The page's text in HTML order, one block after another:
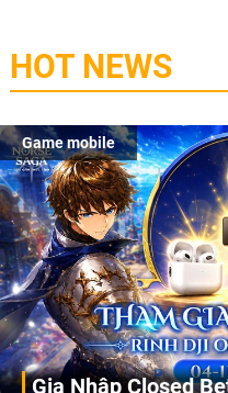
HOT NEWS
Game mobile
Gia Nhập Closed